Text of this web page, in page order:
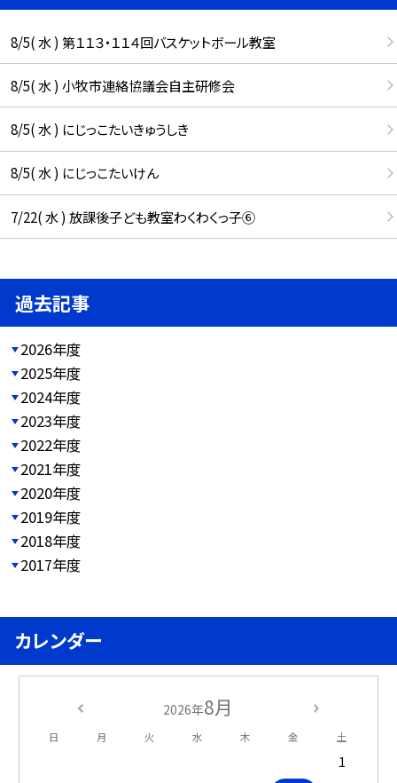
8/5( 水 ) 第１１３・１１４回バスケットボール教室
8/5( 水 ) 小牧市連絡協議会自主研修会
8/5( 水 ) にじっこたいきゅうしき
8/5( 水 ) にじっこたいけん
7/22( 水 ) 放課後子ども教室わくわくっ子⑥
過去記事
2026年度
2025年度
2024年度
2023年度
2022年度
2021年度
2020年度
2019年度
2018年度
2017年度
カレンダー
2026年8月
日 月 火 水 木 金 土
1